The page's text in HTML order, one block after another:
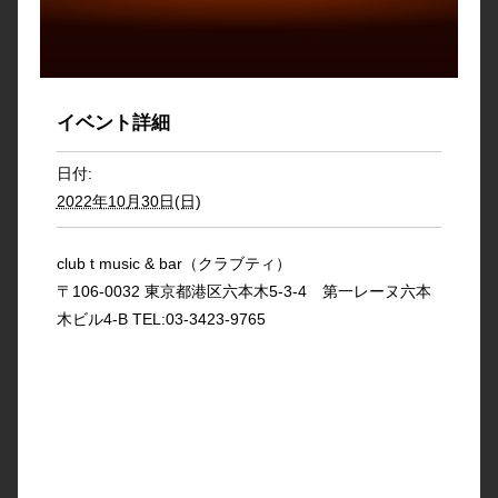
イベント詳細
日付:
2022年10月30日(日)
club t music & bar（クラブティ）
〒106-0032 東京都港区六本木5-3-4 第一レーヌ六本
木ビル4-B TEL:03-3423-9765